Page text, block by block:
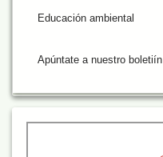
Educación ambiental
Apúntate a nuestro boletiín